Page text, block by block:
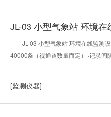
JL-03 小型气象站 环境在
JL-03 小型气象站 环境在线监测
40000条（视通道数量而定） ·记录间
[监测仪器]